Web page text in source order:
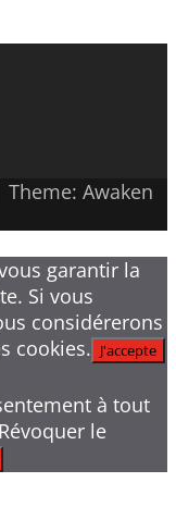
Theme: Awaken
garantir la
Si vous
considérerons
cookies. J'accepte
à tout
le